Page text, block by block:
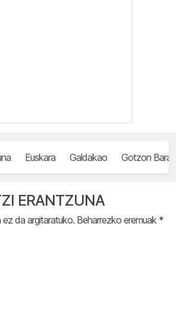
Euskara Galdakao Gotzon
ERANTZUNA
da argitaratuko. Beharrezko eremuak *